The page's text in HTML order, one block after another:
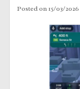
Posted on15/03/2026